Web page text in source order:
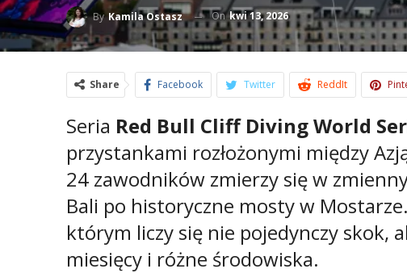
ByKamila Ostasz Onkwi 13, 2026
Share Facebook Twitter ReddIt
Seria Red Bull Cliff Diving World
przystankami rozłożonymi między
24 zawodników zmierzy się w
Bali po historyczne mosty w
którym liczy się nie pojedynczy skok,
miesięcy i różne środowiska.